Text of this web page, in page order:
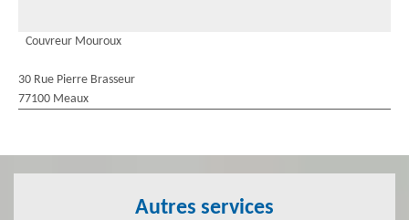
Couvreur Mouroux
30 Rue Pierre Brasseur
77100 Meaux
Autres services